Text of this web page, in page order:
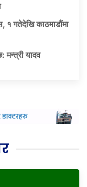
१ गतेदेखि काठमाडौंमा
मन्त्री यादव